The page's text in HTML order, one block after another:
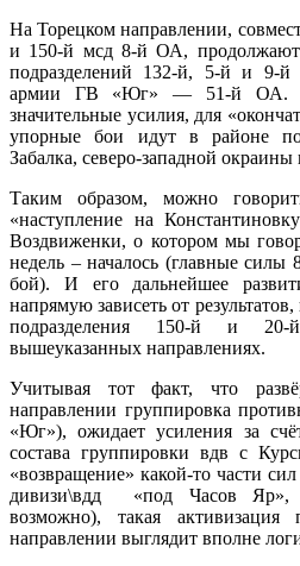
На Торецком направлении,
и 150-й мсд 8-й ОА, продолжают
подразделений 132-й, 5-й и 9-й
армии ГВ «Юг» — 51-й ОА.
значительные усилия, для
упорные бои идут в районе
Забалка, северо-западной окраины
Таким образом, можно
«наступление на
Воздвиженки, о котором мы
недель – началось (главные
бой). И его дальнейшее
напрямую зависеть от
подразделения 150-й и
вышеуказанных направлениях.
Учитывая тот факт, что
направлении группировка
«Юг»), ожидает усиления за
состава группировки вдв с
«возвращение» какой-то части
дивизи\вдд «под Часов Яр»,
возможно), такая
направлении выглядит вполне